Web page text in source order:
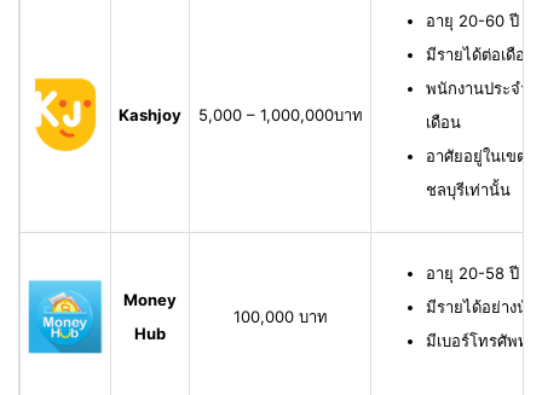
Kashjoy 5,000 – 1,000,000บาท
อายุ 20-60 ปี มี
มีรายได้ต่อเดือ
พนักงานประจำ
เดือน
อาศัยอยู่ในเขต
ชลบุรีเท่านั้น
Money
Hub
100,000 บาท
อายุ 20-58 ปี มี
มีรายได้อย่างน้
มีเบอร์โทรศัพท์